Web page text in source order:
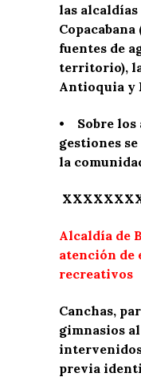
las
fuentes de
territorio),
Antioquia y
• Sobre los
gestiones
la
Alcaldía de
atención de
recreativos
Canchas,
gimnasios
previa